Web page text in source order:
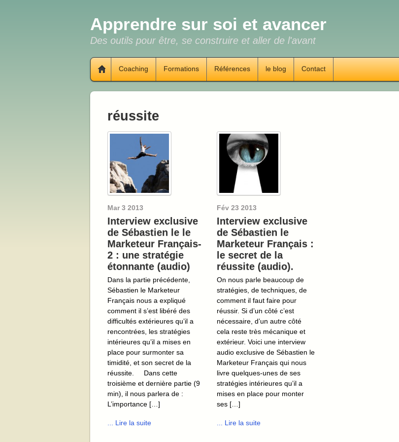
Apprendre sur soi et avancer
Des outils pour être, se construire et aller de l'avant
Coaching Formations Références le blog Contact
réussite
Mar 3 2013
Interview exclusive
de Sébastien le le
Marketeur Français-
2 : une stratégie
étonnante (audio)
Dans la partie précédente,
Sébastien le Marketeur
Français nous a expliqué
comment il s’est libéré des
difficultés extérieures qu’il a
rencontrées, les stratégies
intérieures qu’il a mises en
place pour surmonter sa
timidité, et son secret de la
réussite. Dans cette
troisième et dernière partie (9
min), il nous parlera de :
L’importance […]
... Lire la suite
Fév 23 2013
Interview exclusive
de Sébastien le
Marketeur Français :
le secret de la
réussite (audio).
On nous parle beaucoup de
stratégies, de techniques, de
comment il faut faire pour
réussir. Si d’un côté c’est
nécessaire, d’un autre côté
cela reste très mécanique et
extérieur. Voici une interview
audio exclusive de Sébastien le
Marketeur Français qui nous
livre quelques-unes de ses
stratégies intérieures qu’il a
mises en place pour monter
ses […]
... Lire la suite